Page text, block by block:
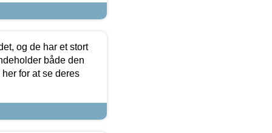
og de har et stort
både den
for at se deres